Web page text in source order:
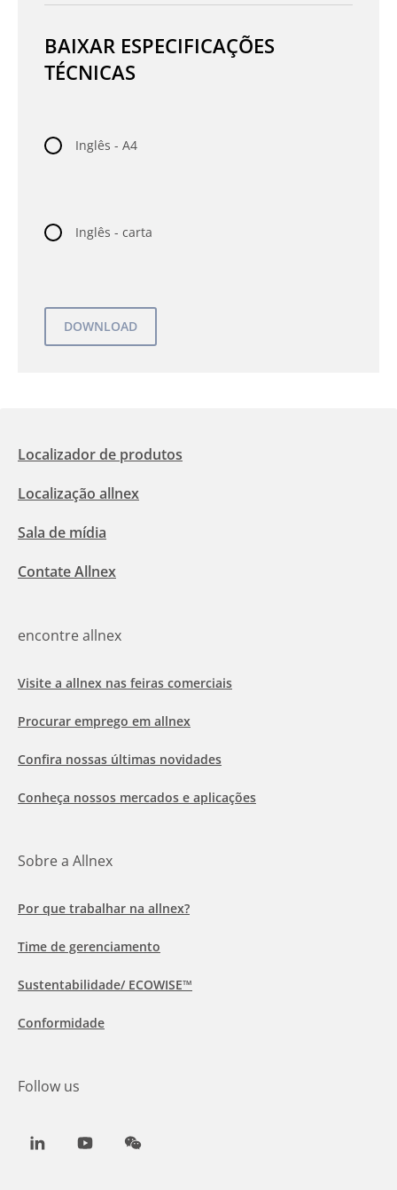
BAIXAR ESPECIFICAÇÕES
TÉCNICAS
Inglês - A4
Inglês - carta
Localizador de produtos
Localização allnex
Sala de mídia
Contate Allnex
encontre allnex
Visite a allnex nas feiras comerciais
Procurar emprego em allnex
Confira nossas últimas novidades
Conheça nossos mercados e aplicações
Sobre a Allnex
Por que trabalhar na allnex?
Time de gerenciamento
Sustentabilidade/ ECOWISE™
Conformidade
Follow us
LinkedInYoutubeWeChat